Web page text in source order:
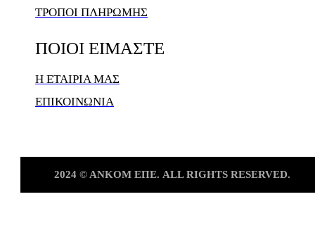
ΤΡΟΠΟΙ ΠΛΗΡΩΜΗΣ
ΠΟΙΟΙ ΕΙΜΑΣΤΕ
Η ΕΤΑΙΡΙΑ ΜΑΣ
ΕΠΙΚΟΙΝΩΝΙΑ
2024 © ΑΝKOM ΕΠΕ. ALL RIGHTS RESERVED.